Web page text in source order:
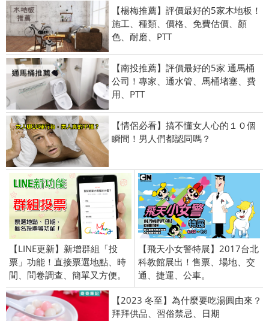
【楊梅推薦】評價最好的5家木地板！
施工、種類、價格、免費估價、顏
色、耐磨、PTT
【南投推薦】評價最好的5家 通馬桶
公司！專家、通水管、馬桶堵塞、費
用、PTT
【情侶必看】搞不懂女人心的１０個
瞬間！男人們都認同嗎？
【LINE更新】新增群組「投
票」功能！直接票選地點、時
間、問卷調查、簡單又方便。
【飛天小女警特展】2017台北
科教館展出！售票、場地、交
通、捷運、公車。
【2023 冬至】為什麼要吃湯圓由來？
拜拜供品、習俗禁忌、日期